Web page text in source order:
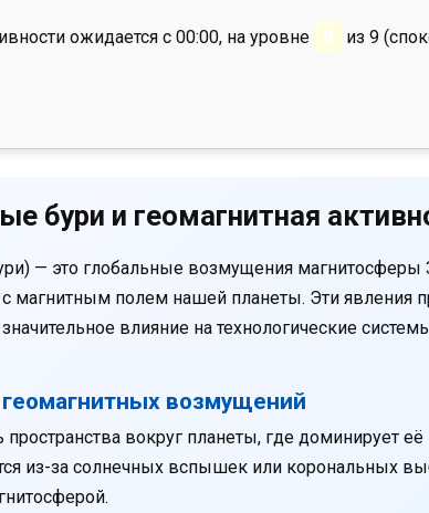
ожидается с 00:00, на уровне 0 из 9
бури и геомагнитная
— это глобальные возмущения
с магнитным полем нашей планеты. Эти
влияние на технологические
возмущений
вокруг планеты, где доминирует
из-за солнечных вспышек или корональных